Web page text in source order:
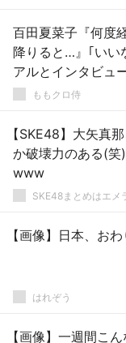
百田夏菜子『何度
降りると…』｢いい
アルとインタビュ
いい？」｢ダイナ
ももクロ侍
【SKE48】大矢真
か破壊力のある(笑
www
SKE48まとめはエメ
【画像】日本、おわ
はれぞう
【画像】一週間こ